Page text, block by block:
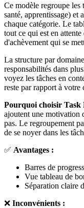
Ce modèle regroupe les
santé, apprentissage) et
chaque catégorie. Le
tout ce qui est en
d'achèvement qui se
La structure par
responsabilités dans
voyez les tâches en
reste par rapport à votre
Pourquoi choisir Task
ajoutent une motivation
pas. Le regroupement
de se noyer dans les
✅ Avantages :
Barres de
Vue tableau de
Séparation claire
❌ Inconvénients :